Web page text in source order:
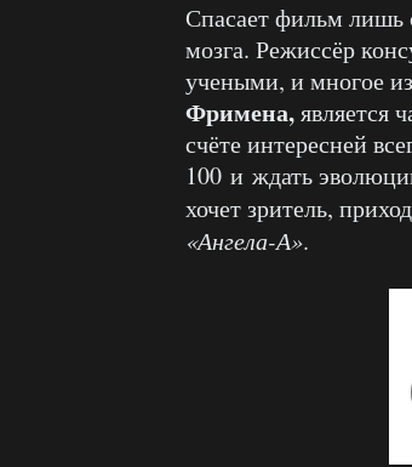
Спасает фильм лишь
мозга. Режиссёр
учеными, и многое
Фримена,является
счёте интересней
100 и ждать
хочет зритель,
«Ангела-А».